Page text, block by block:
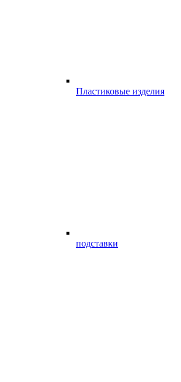
Пластиковые изделия
подставки